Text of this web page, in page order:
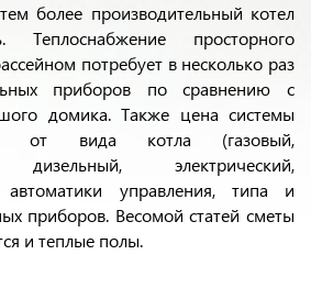
более производительный котел
Теплоснабжение просторного
потребует в несколько раз
приборов по сравнению с
домика. Также цена системы
от вида котла (газовый,
дизельный, электрический,
автоматики управления, типа и
приборов. Весомой статей сметы
и теплые полы.